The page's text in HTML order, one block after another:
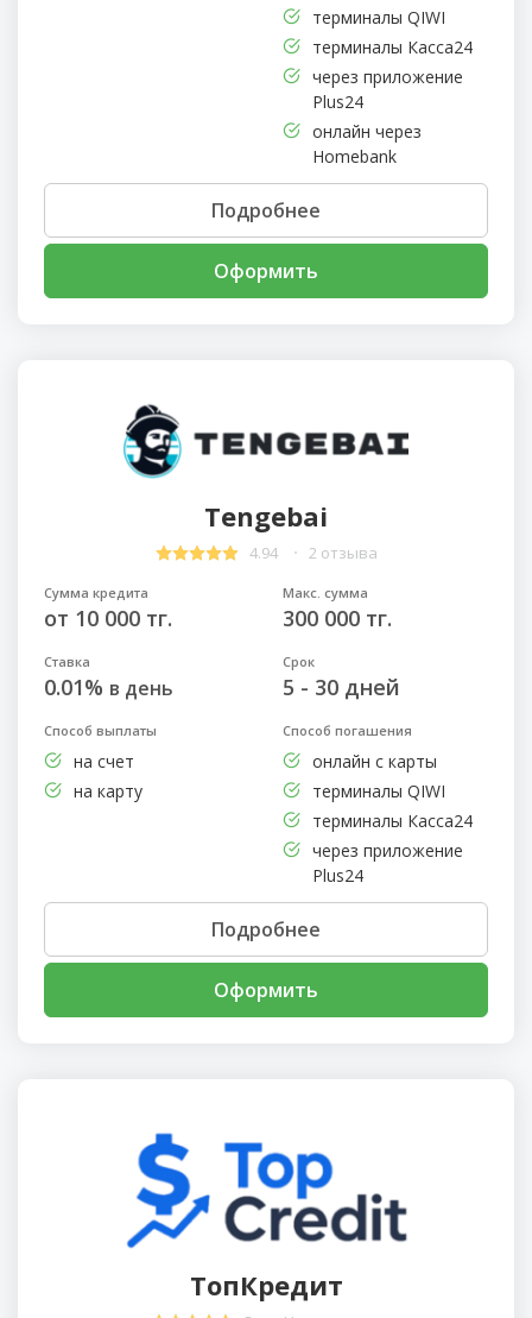
терминалы QIWI
терминалы Касса24
через приложение
Plus24
онлайн через
Homebank
Подробнее
Оформить
Tengebai
4.94 2 отзыва
Сумма кредита
от 10 000 тг.
Макс. сумма
300 000 тг.
Ставка
0.01% в день
Срок
5 - 30 дней
Способ выплаты
на счет
на карту
Способ погашения
онлайн с карты
терминалы QIWI
терминалы Касса24
через приложение
Plus24
Подробнее
Оформить
ТопКредит